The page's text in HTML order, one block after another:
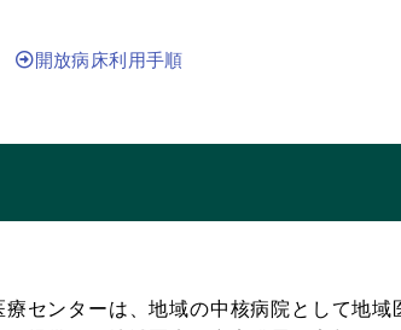
開放病床利用手順
療センターは、地域の中核病院として地